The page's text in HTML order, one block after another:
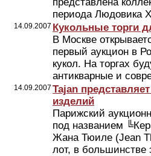
периода Людовика
14.09.2007 Кукольные торги
В Москве
первый аукцион в
кукол. На торгах
антикварные и
14.09.2007 Tajan
изделий
Парижский
под названием
Жана Тюиле (Jean
лот, в большинстве